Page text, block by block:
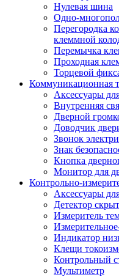
Нулевая шина
Одно-
Перегородка
клеммной
Перемычка
Проходная
Торцевой
Коммуникационная
Аксессуары
Внутренняя
Дверной
Доводчик
Звонок
Знак
Кнопка
Монитор для
Контрольно-
Аксессуары
Детектор
Измеритель
Индикатор
Клещи
Контрольный
Мультиметр